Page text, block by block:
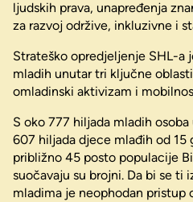
ljudskih prava, unapređenja
za razvoj održive, inkluzivne i
Strateško opredjeljenje SHL-a
mladih unutar tri ključne
omladinski aktivizam i
S oko 777 hiljada mladih
607 hiljada djece mlađih od 15
približno 45 posto populacije
suočavaju su brojni. Da bi se ti
mladima je neophodan pristup